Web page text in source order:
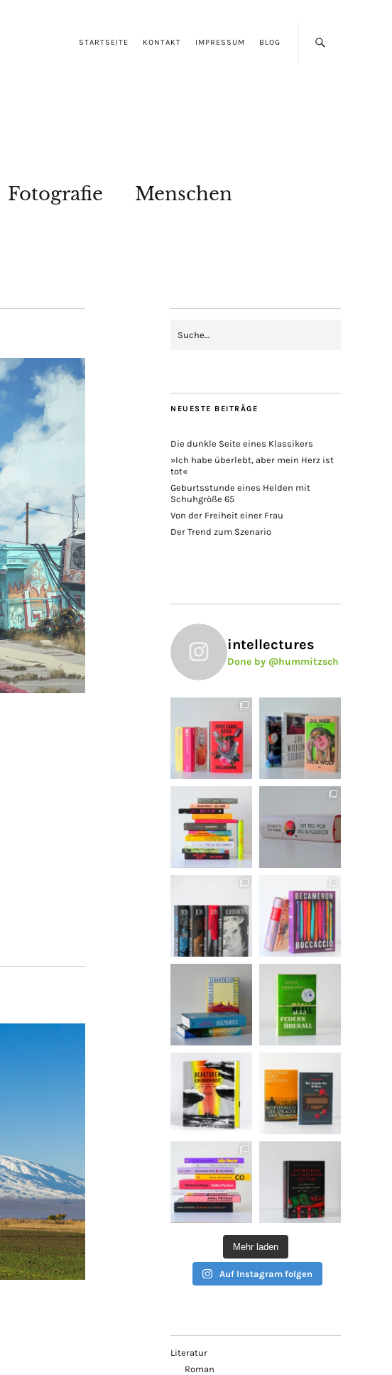
STARTSEITE KONTAKT IMPRESSUM BLOG
Fotografie Menschen
NEUESTE BEITRÄGE
Die dunkle Seite eines Klassikers
»Ich habe überlebt, aber mein Herz ist
tot«
Geburtsstunde eines Helden mit
Schuhgröße 65
Von der Freiheit einer Frau
Der Trend zum Szenario
intellectures
Done by @hummitzsch
Mehr laden
Auf Instagram folgen
Literatur
Roman